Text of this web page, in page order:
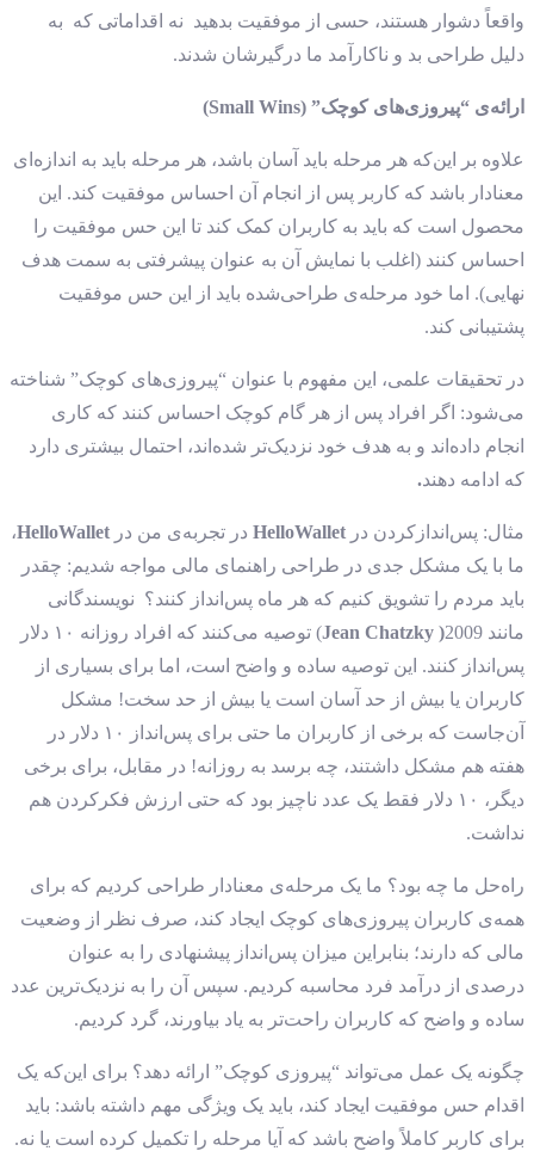
واقعاً دشوار هستند، حسی از موفقیت بدهید نه اقداماتی که به
دلیل طراحی بد و ناکارآمد ما درگیرشان شدند.
ارائه‌ی “پیروزی‌های کوچک” (Small Wins)
علاوه بر این‌که هر مرحله باید آسان باشد، هر مرحله باید به اندازه‌ای
معنادار باشد که کاربر پس از انجام آن احساس موفقیت کند. این
محصول است که باید به کاربران کمک کند تا این حس موفقیت را
احساس کنند (اغلب با نمایش آن به عنوان پیشرفتی به سمت هدف
نهایی). اما خود مرحله‌ی طراحی‌شده باید از این حس موفقیت
پشتیبانی کند.
در تحقیقات علمی، این مفهوم با عنوان “پیروزی‌های کوچک” شناخته
می‌شود: اگر افراد پس از هر گام کوچک احساس کنند که کاری
انجام داده‌اند و به هدف خود نزدیک‌تر شده‌اند، احتمال بیشتری دارد
که ادامه دهند.
مثال: پس‌اندازکردن در HelloWallet در تجربه‌ی من در HelloWallet،
ما با یک مشکل جدی در طراحی راهنمای مالی مواجه شدیم: چقدر
باید مردم را تشویق کنیم که هر ماه پس‌انداز کنند؟ نویسندگانی
مانند
Jean Chatzky )
2009) توصیه می‌کنند که افراد روزانه ۱۰ دلار
پس‌انداز کنند. این توصیه ساده و واضح است، اما برای بسیاری از
کاربران یا بیش از حد آسان است یا بیش از حد سخت! مشکل
آن‌جاست که برخی از کاربران ما حتی برای پس‌انداز ۱۰ دلار در
هفته هم مشکل داشتند، چه برسد به روزانه! در مقابل، برای برخی
دیگر، ۱۰ دلار فقط یک عدد ناچیز بود که حتی ارزش فکرکردن هم
نداشت.
راه‌حل ما چه بود؟ ما یک مرحله‌ی معنادار طراحی کردیم که برای
همه‌ی کاربران پیروزی‌های کوچک ایجاد کند، صرف نظر از وضعیت
مالی که دارند؛ بنابراین میزان پس‌انداز پیشنهادی را به عنوان
درصدی از درآمد فرد محاسبه کردیم. سپس آن را به نزدیک‌ترین عدد
ساده و واضح که کاربران راحت‌تر به یاد بیاورند، گرد کردیم.
چگونه یک عمل می‌تواند “پیروزی کوچک” ارائه دهد؟ برای این‌که یک
اقدام حس موفقیت ایجاد کند، باید یک ویژگی مهم داشته باشد: باید
برای کاربر کاملاً واضح باشد که آیا مرحله را تکمیل کرده است یا نه.